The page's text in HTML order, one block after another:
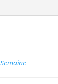
Semaine